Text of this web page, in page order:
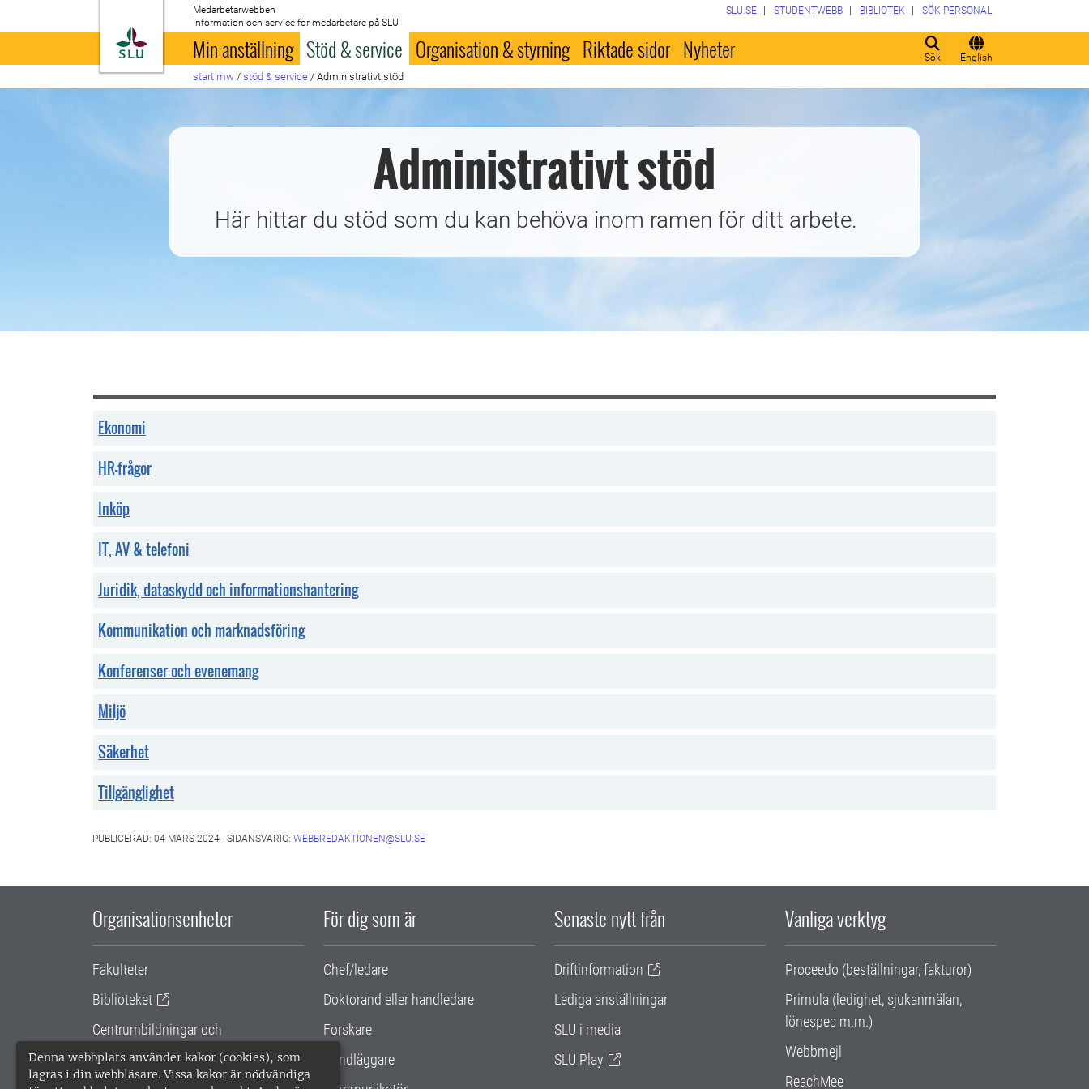
Denna webbplats använder kakor (cookies), som
lagras i din webbläsare. Vissa kakor är nödvändiga
Till startsida
Medarbetarwebben
Information och service för medarbetare på SLU
Sök English
SLU.SE STUDENTWEBB BIBLIOTEK SÖK PERSONAL
Min anställning Stöd & service Organisation & styrning Riktade sidor Nyheter
start mw / stöd & service / Administrativt stöd
Administrativt stöd
Här hittar du stöd som du kan behöva inom ramen för ditt arbete.
Ekonomi
HR-frågor
Inköp
IT, AV & telefoni
Juridik, dataskydd och informationshantering
Kommunikation och marknadsföring
Konferenser och evenemang
Miljö
Säkerhet
Tillgänglighet
PUBLICERAD: 04 MARS 2024 - SIDANSVARIG: WEBBREDAKTIONEN@SLU.SE
Organisationsenheter
Fakulteter
Biblioteket
Centrumbildningar och
samarbetsprojekt
Gemensamma verksamhetsstödet
För dig som är
Chef/ledare
Doktorand eller handledare
Forskare
Handläggare
Senaste nytt från
Driftinformation
Lediga anställningar
SLU i media
SLU Play
Vanliga verktyg
Proceedo (beställningar, fakturor)
Primula (ledighet, sjukanmälan,
lönespec m.m.)
Webbmejl
ReachMee